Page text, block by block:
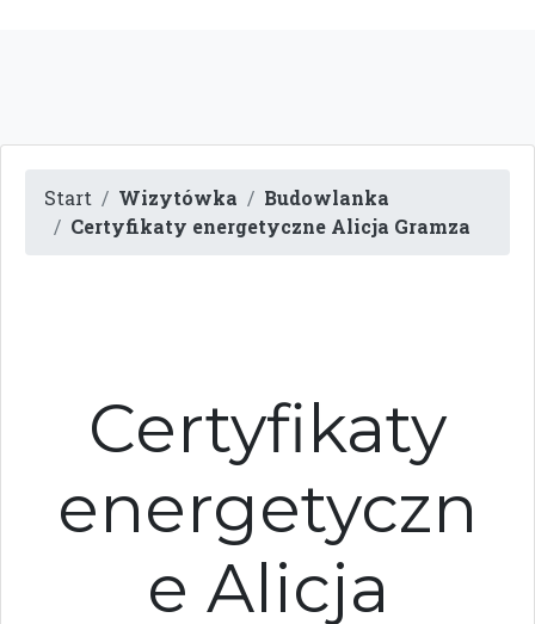
Start Wizytówka
Budowlanka
Certyfikaty energetyczne Alicja Gramza
Certyfikaty
energetyczn
e Alicja